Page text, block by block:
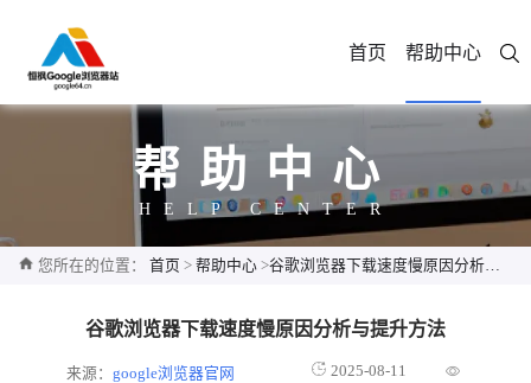
首页 帮助中心
帮助中心
HELP CENTER
您所在的位置： 首页 > 帮助中心 >谷歌浏览器下载速度慢原因分析与提升方法
谷歌浏览器下载速度慢原因分析与提升方法
来源：google浏览器官网 2025-08-11